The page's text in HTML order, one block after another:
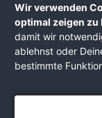
Wir verwenden
optimal zeigen zu
damit wir
ablehnst oder
bestimmte
Mein Fokus in der
Human Design
basierte